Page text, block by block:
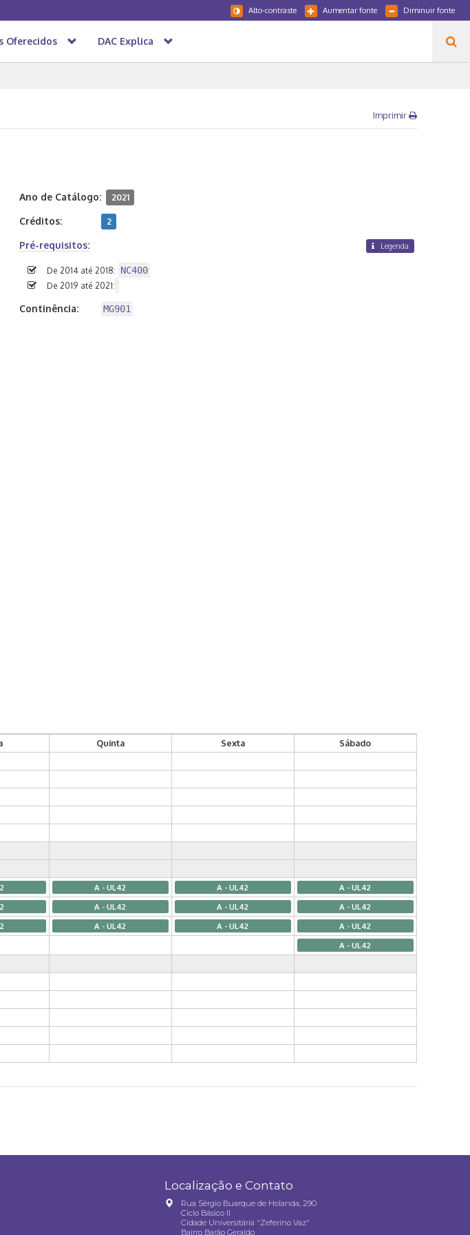
Diminuir fonte
Aumentar fonte
Alto-contraste
Oferecidos DAC Explica
Imprimir
Ano de Catálogo: 2021
Créditos: 2
Pré-requisitos: Legenda
De 2014 até 2018: NC400
De 2019 até 2021:
Continência: MG901
Quinta Sexta
Sábado
A - UL42 A - UL42 A - UL42
A - UL42 A - UL42 A - UL42
A - UL42 A - UL42 A - UL42
A - UL42
Localização e Contato
Rua Sérgio Buarque de Holanda, 290
Ciclo Básico II
Cidade Universitária "Zeferino Vaz"
Bairro Barão Geraldo